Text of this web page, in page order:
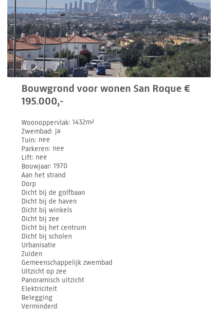
Bouwgrond voor wonen San Roque €
195.000,-
Woonoppervlak 1432m²
Zwembad ja
Tuin nee
Parkeren nee
Lift nee
Bouwjaar 1970
Aan het strand
Dorp
Dicht bij de golfbaan
Dicht bij de haven
Dicht bij winkels
Dicht bij zee
Dicht bij het centrum
Dicht bij scholen
Urbanisatie
Zuiden
Gemeenschappelijk zwembad
Uitzicht op zee
Panoramisch uitzicht
Elektriciteit
Belegging
Verminderd